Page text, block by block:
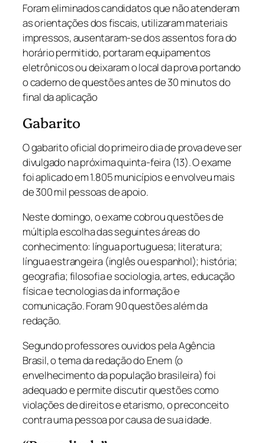
Foram eliminados candidatos que não atenderam
as orientações dos fiscais, utilizaram materiais
impressos, ausentaram-se dos assentos fora do
horário permitido, portaram equipamentos
eletrônicos ou deixaram o local da prova portando
o caderno de questões antes de 30 minutos do
final da aplicação
Gabarito
O gabarito oficial do primeiro dia de prova deve ser
divulgado na próxima quinta-feira (13). O exame
foi aplicado em 1.805 municípios e envolveu mais
de 300 mil pessoas de apoio.
Neste domingo, o exame cobrou questões de
múltipla escolha das seguintes áreas do
conhecimento: língua portuguesa; literatura;
língua estrangeira (inglês ou espanhol); história;
geografia; filosofia e sociologia, artes, educação
física e tecnologias da informação e
comunicação. Foram 90 questões além da
redação.
Segundo professores ouvidos pela Agência
Brasil, o tema da redação do Enem (o
envelhecimento da população brasileira) foi
adequado e permite discutir questões como
violações de direitos e etarismo, o preconceito
contra uma pessoa por causa de sua idade.